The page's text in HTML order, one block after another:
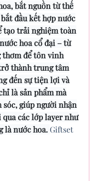
bắt nguồn từ thế
đầu kết hợp nước
tạo trải nghiệm toàn
hoa cổ đại – từ
thơm để tôn vinh
thành trung tâm
đến sự tiện lợi và
là sản phẩm mà
sóc, giúp người nhận
các lớp layer như
là nước hoa.Giftset